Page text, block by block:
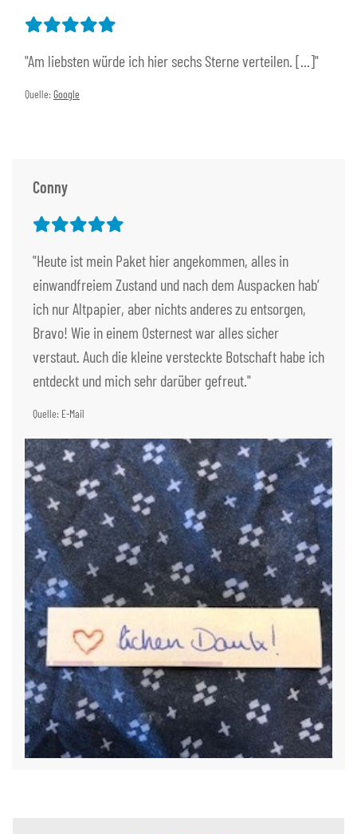
"Am liebsten würde ich hier sechs Sterne verteilen. [...]"
Quelle: Google
Conny
"Heute ist mein Paket hier angekommen, alles in
einwandfreiem Zustand und nach dem Auspacken hab‘
ich nur Altpapier, aber nichts anderes zu entsorgen,
Bravo! Wie in einem Osternest war alles sicher
verstaut. Auch die kleine versteckte Botschaft habe ich
entdeckt und mich sehr darüber gefreut."
Quelle: E-Mail